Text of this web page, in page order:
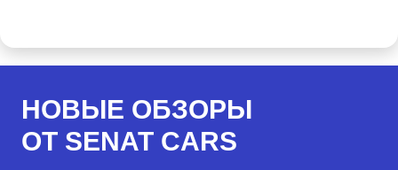
НОВЫЕ ОБЗОРЫ
ОТ SENAT CARS